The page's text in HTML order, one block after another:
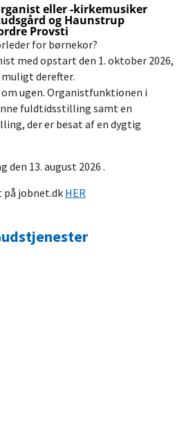
eller -kirkemusiker
og Haunstrup
Provsti
for børnekor?
med opstart den 1. oktober 2026,
derefter.
ugen. Organistfunktionen i
fuldtidsstilling samt en
der er besat af en dygtig
den 13. august 2026 .
jobnet.dk HER